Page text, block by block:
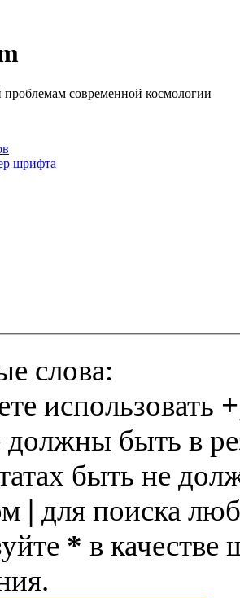
современной космологии
шрифта
слова:
использовать +
должны быть в
быть не
| для поиска
* в качестве